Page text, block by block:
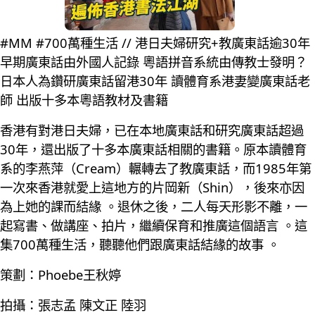
#MM #700萬種生活 // 港日夫婦研究+教廣東話逾30年
早期廣東話由外國人記錄 粵語拼音系統由傳教士發明？
日本人為鑽研廣東話留港30年 讀體育系港妻變廣東話老
師 出版十多本粵語教材及書籍
香港有對港日夫婦，已在本地廣東話和研究廣東話超過
30年，還出版了十多本廣東話相關的書籍。原本讀體育
系的李燕萍（Cream）輾轉去了教廣東話，而1985年第
一次來香港就愛上這地方的片岡新（Shin），後來亦因
為上她的課而結緣 。退休之後，二人每天形影不離，一
起寫書、做講座、拍片，繼續保育和推廣這個語言 。這
集700萬種生活，聽聽他們跟廣東話結緣的故事 。
策劃：Phoebe王秋婷
拍攝：張志孟 陳文正 陸羽